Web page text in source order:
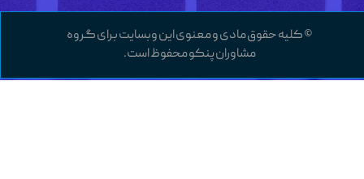
© کلیه حقوق مادی و معنوی این وبسایت برای گروه
مشاوران پنکو محفوظ است.